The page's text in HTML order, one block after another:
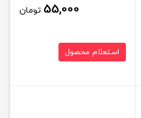
55,000 تومان
استعلام محصول